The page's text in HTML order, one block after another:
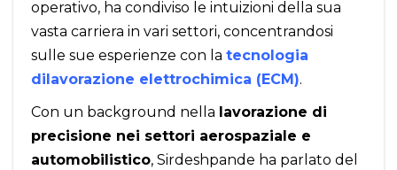
operativo, ha condiviso le intuizioni della sua
vasta carriera in vari settori, concentrandosi
sulle sue esperienze con la tecnologia
dilavorazione elettrochimica (ECM).
Con un background nella lavorazione di
precisione nei settori aerospaziale e
automobilistico, Sirdeshpande ha parlato del